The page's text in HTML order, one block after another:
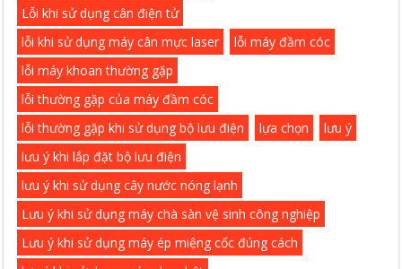
Lỗi khi sử dụng cân điện tử
lỗi khi sử dụng máy cân mực laser
lỗi máy đầm cóc
lỗi máy khoan thường gặp
lỗi thường gặp của máy đầm cóc
lỗi thường gặp khi sử dụng bộ lưu điện
lựa chọn
lưu ý
lưu ý khi lắp đặt bộ lưu điện
lưu ý khi sử dụng cây nước nóng lạnh
Lưu ý khi sử dụng máy chà sàn vệ sinh công nghiệp
Lưu ý khi sử dụng máy ép miệng cốc đúng cách